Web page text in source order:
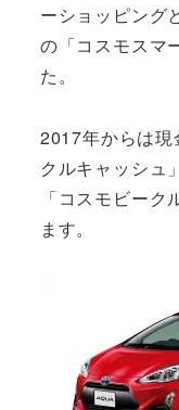
ーショッピング
の「コスモスマ
た。
2017年からは現
クルキャッシュ
「コスモビー
ます。